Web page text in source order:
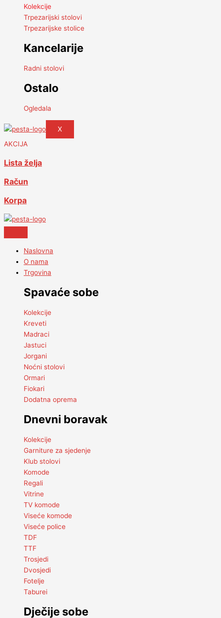
Kolekcije
Trpezarijski stolovi
Trpezarijske stolice
Kancelarije
Radni stolovi
Ostalo
Ogledala
X
AKCIJA
Lista želja
Račun
Korpa
Naslovna
O nama
Trgovina
Spavaće sobe
Kolekcije
Kreveti
Madraci
Jastuci
Jorgani
Noćni stolovi
Ormari
Fiokari
Dodatna oprema
Dnevni boravak
Kolekcije
Garniture za sjedenje
Klub stolovi
Komode
Regali
Vitrine
TV komode
Viseće komode
Viseće police
TDF
TTF
Trosjedi
Dvosjedi
Fotelje
Taburei
Dječije sobe